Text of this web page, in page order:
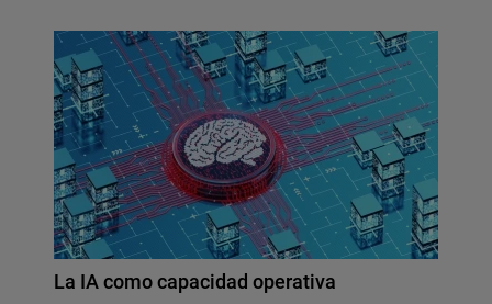
La IA como capacidad operativa